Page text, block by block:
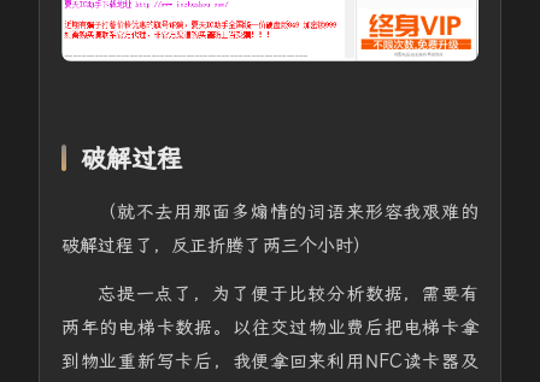
破解过程
（就不去用那面多煽情的词语来形容我艰难的
破解过程了，反正折腾了两三个小时）
忘提一点了，为了便于比较分析数据，需要有
两年的电梯卡数据。以往交过物业费后把电梯卡拿
到物业重新写卡后，我便拿回来利用NFC读卡器及